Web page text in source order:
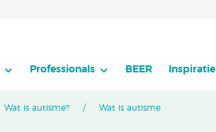
Professionals BEER Inspiratie
Wat is autisme? Wat is autisme